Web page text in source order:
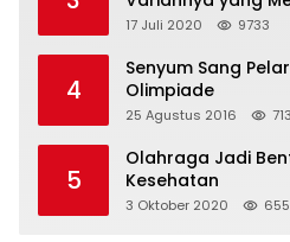
17 Juli 2020 9733
4
Senyum Sang
Olimpiade
25 Agustus 2016
5
Olahraga Jadi
Kesehatan
3 Oktober 2020